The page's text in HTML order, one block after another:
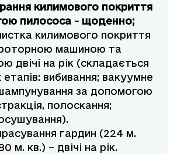
килимового покриття
пилососа - щоденно;
килимового покриття
машиною та
двічі на рік (складається
етапів: вибивання; вакуумне
за допомогою
полоскання;
гардин (224 м.
м. кв.) – двічі на рік.